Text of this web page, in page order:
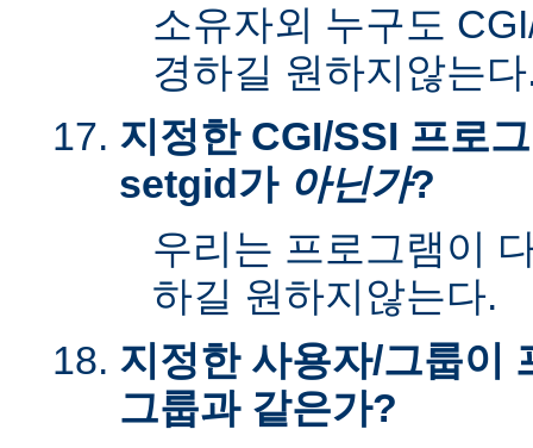
소유자외 누구도
경하길 원하지않는
지정한 CGI/SSI 프로
setgid가 아닌가?
우리는 프로그램이
하길 원하지않는다.
지정한 사용자/그룹이
그룹과 같은가?